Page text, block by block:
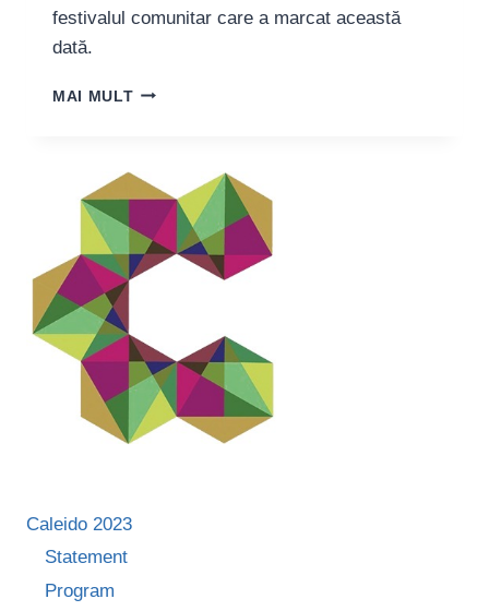
festivalul comunitar care a marcat această
dată.
MAI MULTZILELE
Caleido 2023
Statement
Program